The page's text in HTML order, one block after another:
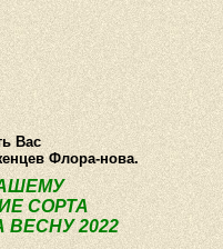
Статьи Опт
Вас
Флора-нова.
СОРТА
2022